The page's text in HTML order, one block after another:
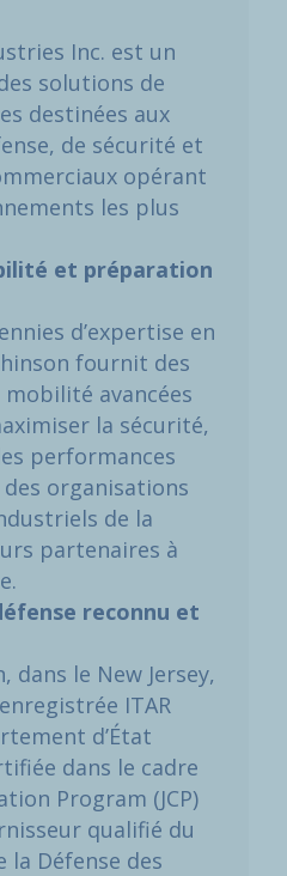
Inc. est un
solutions de
destinées aux
de sécurité et
opérant
les plus
et préparation
d’expertise en
fournit des
avancées
la sécurité,
performances
organisations
de la
partenaires à
reconnu et
dans le New Jersey,
ITAR
d’État
dans le cadre
Program (JCP)
qualifié du
la Défense des